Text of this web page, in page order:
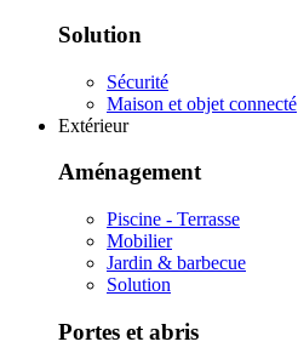
Solution
Sécurité
Maison et objet connecté
Extérieur
Aménagement
Piscine - Terrasse
Mobilier
Jardin & barbecue
Solution
Portes et abris